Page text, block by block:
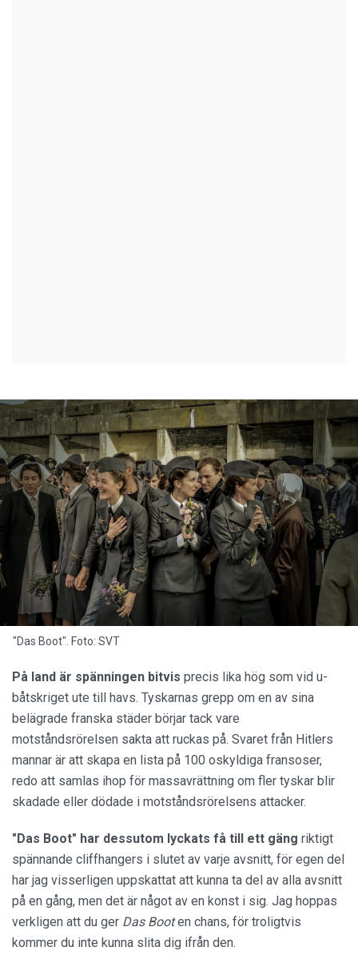
"Das Boot". Foto: SVT
På land är spänningen bitvis precis lika hög som vid u-
båtskriget ute till havs. Tyskarnas grepp om en av sina
belägrade franska städer börjar tack vare
motståndsrörelsen sakta att ruckas på. Svaret från Hitlers
mannar är att skapa en lista på 100 oskyldiga fransoser,
redo att samlas ihop för massavrättning om fler tyskar blir
skadade eller dödade i motståndsrörelsens attacker.
"Das Boot" har dessutom lyckats få till ett gäng riktigt
spännande cliffhangers i slutet av varje avsnitt, för egen del
har jag visserligen uppskattat att kunna ta del av alla avsnitt
på en gång, men det är något av en konst i sig. Jag hoppas
verkligen att du ger Das Booten chans, för troligtvis
kommer du inte kunna slita dig ifrån den.